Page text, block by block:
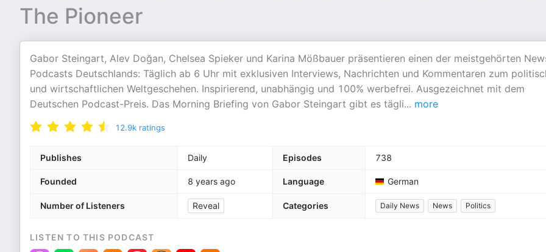
The Pioneer
Gabor Steingart, Alev Doğan, Chelsea Spieker und Karina Mößbauer präsentieren einen der meistgehörten
Podcasts Deutschlands: Täglich ab 6 Uhr mit exklusiven Interviews, Nachrichten und Kommentaren zum
und wirtschaftlichen Weltgeschehen. Inspirierend, unabhängig und 100% werbefrei. Ausgezeichnet mit dem
Deutschen Podcast-Preis. Das Morning Briefing von Gabor Steingart gibt es tägli... more
12.9k ratings
Publishes Daily Episodes 738
Founded 8 years ago Language German
Number of Listeners Reveal Categories Daily News News Politics
LISTEN TO THIS PODCAST